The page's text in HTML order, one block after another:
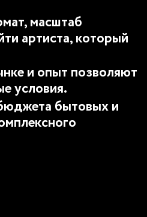
масштаб
артиста, который
и опыт позволяют
условия.
бытовых и